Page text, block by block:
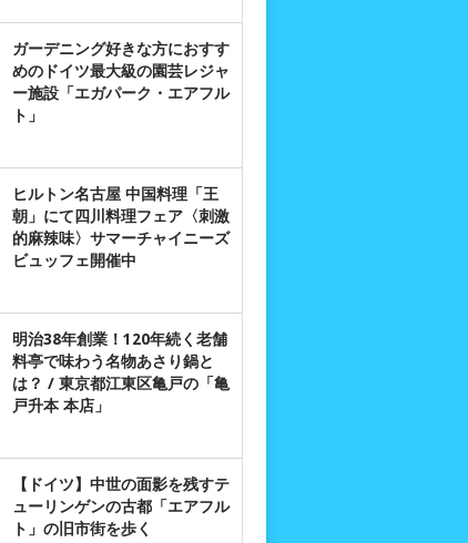
ガーデニング好きな方におすす
めのドイツ最大級の園芸レジャ
ー施設「エガパーク・エアフル
ト」
ヒルトン名古屋 中国料理「王
朝」にて四川料理フェア〈刺激
的麻辣味〉サマーチャイニーズ
ビュッフェ開催中
明治38年創業！120年続く老舗
料亭で味わう名物あさり鍋と
は？ / 東京都江東区亀戸の「亀
戸升本 本店」
【ドイツ】中世の面影を残すテ
ューリンゲンの古都「エアフル
ト」の旧市街を歩く